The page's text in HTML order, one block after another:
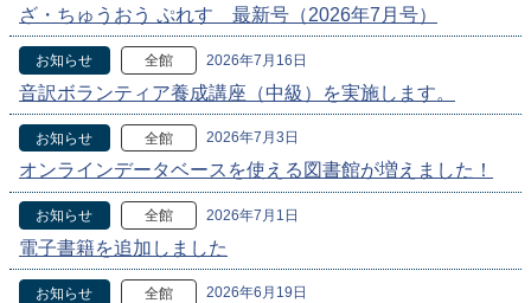
ざ・ちゅうおう ぷれす 最新号（2026年7月号）
お知らせ 全館 2026年7月16日
音訳ボランティア養成講座（中級）を実施します。
お知らせ 全館 2026年7月3日
オンラインデータベースを使える図書館が増えました！
お知らせ 全館 2026年7月1日
電子書籍を追加しました
お知らせ 全館 2026年6月19日